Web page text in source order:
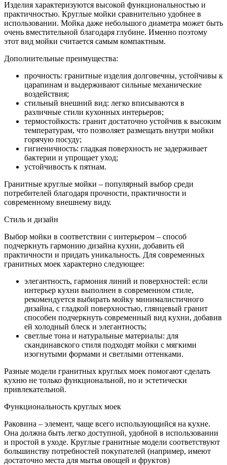
Изделия характеризуются высокой функциональностью и
практичностью. Круглые мойки сравнительно удобнее в
использовании. Мойка даже небольшого диаметра может быть
очень вместительной благодаря глубине. Именно поэтому
этот вид мойки считается самым компактным.
Дополнительные преимущества:
прочность: гранитные изделия долговечны, устойчивы к
царапинам и выдерживают сильные механические
воздействия;
стильный внешний вид: легко вписываются в
различные стили кухонных интерьеров;
термостойкость: гранит достаточно устойчив к высоким
температурам, что позволяет размещать внутри мойки
горячую посуду;
гигиеничность: гладкая поверхность не задерживает
бактерии и упрощает уход;
устойчивость к пятнам.
Гранитные круглые мойки – популярный выбор среди
потребителей благодаря прочности, практичности и
современному внешнему виду.
Стиль и дизайн
Выбор мойки в соответствии с интерьером – способ
подчеркнуть гармонию дизайна кухни, добавить ей
практичности и придать уникальность. Для современных
гранитных моек характерно следующее:
элегантность, гармония линий и поверхностей: если
интерьер кухни выполнен в современном стиле,
рекомендуется выбирать мойку минималистичного
дизайна, с гладкой поверхностью, глянцевый гранит
способен подчеркнуть современный вид кухни, добавив
ей холодный блеск и элегантность;
светлые тона и натуральные материалы: для
скандинавского стиля подходят мойки с мягкими
изогнутыми формами и светлыми оттенками.
Разные модели гранитных круглых моек помогают сделать
кухню не только функциональной, но и эстетически
привлекательной.
Функциональность круглых моек
Раковина – элемент, чаще всего использующийся на кухне.
Она должна быть легко доступной, удобной в использовании
и простой в уходе. Круглые гранитные модели соответствуют
большинству потребностей покупателей (например, имеют
достаточно места для мытья овощей и фруктов)